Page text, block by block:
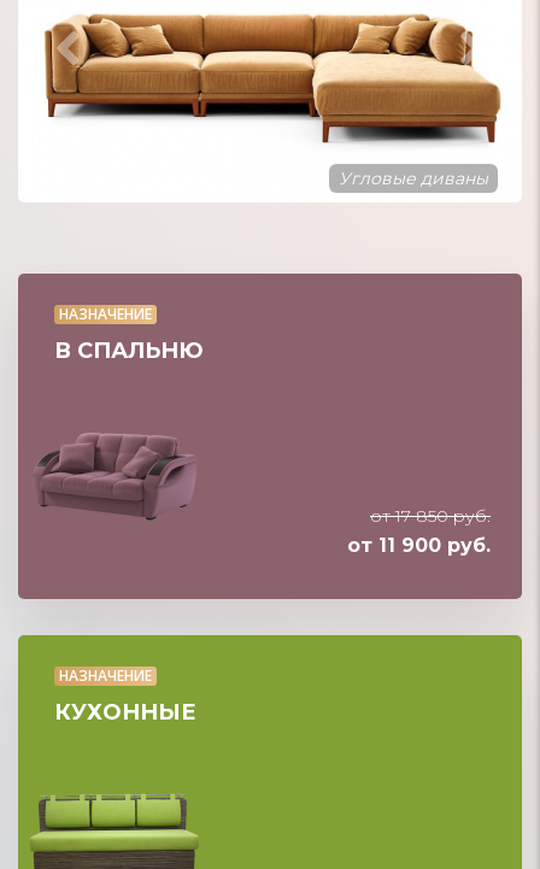
Диваны в стиле Минимализм
НАЗНАЧЕНИЕ
В СПАЛЬНЮ
от 17 850 руб.
от 11 900 руб.
НАЗНАЧЕНИЕ
КУХОННЫЕ